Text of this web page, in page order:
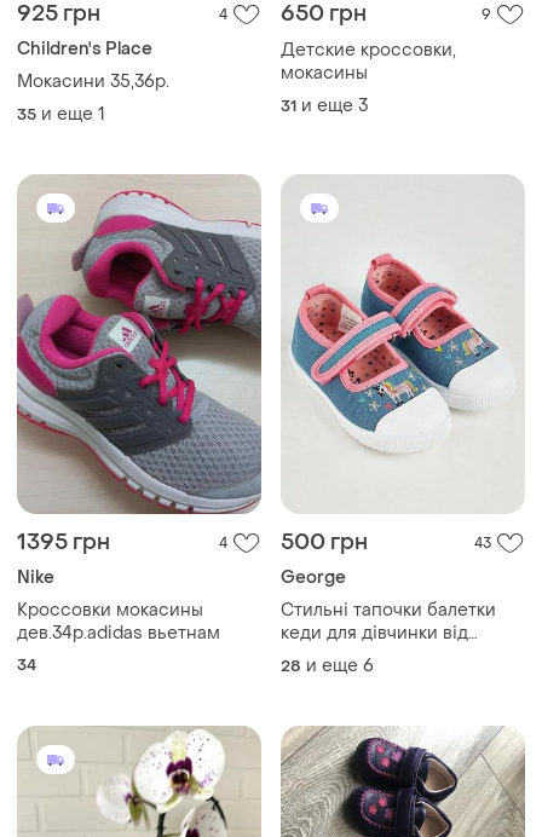
925 грн 4
Children's Place
Мокасини 35,36р.
35 и еще 1
650 грн 9
Детские кроссовки,
мокасины
31 и еще 3
1395 грн 4
Nike
Кроссовки мокасины
дев.34р.adidas вьетнам
34
500 грн 43
George
Стильні тапочки балетки
кеди для дівчинки від
george
28 и еще 6